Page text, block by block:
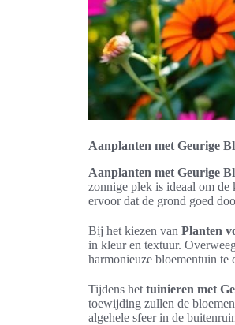
Aanplanten met Geurige
Aanplanten met Geurige
zonnige plek is ideaal om de
ervoor dat de grond goed
Bij het kiezen van Planten
in kleur en textuur.
harmonieuze bloementuin te
Tijdens het tuinieren met
toewijding zullen de
algehele sfeer in de